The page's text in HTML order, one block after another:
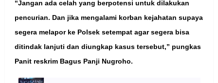
“Jangan ada celah yang berpotensi untuk dilakukan
pencurian. Dan jika mengalami korban kejahatan supaya
segera melapor ke Polsek setempat agar segera bisa
ditindak lanjuti dan diungkap kasus tersebut,” pungkas
Panit reskrim Bagus Panji Nugroho.